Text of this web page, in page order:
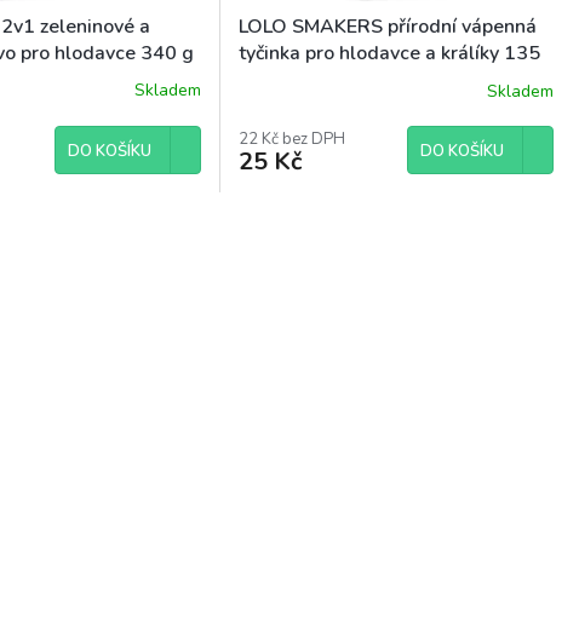
zeleninové a
pro hlodavce 340 g
Skladem
DO KOŠÍKU
LOLO SMAKERS přírodní vápenná
tyčinka pro hlodavce a králíky 135
Skladem
22 Kč bez DPH
25 Kč DO KOŠÍKU